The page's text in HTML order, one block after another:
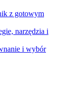
z gotowym
narzędzia i
i wybór